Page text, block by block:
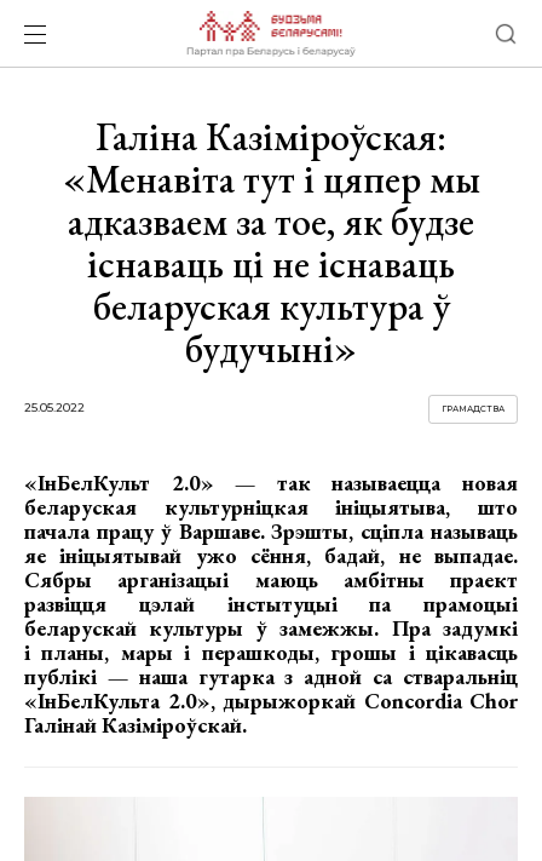
Галіна Казіміроўская:
«Менавіта тут і цяпер мы
адказваем за тое, як будзе
існаваць ці не існаваць
беларуская культура ў
будучыні»
25.05.2022 ГРАМАДСТВА
«ІнБелКульт 2.0» — так называецца новая
беларуская культурніцкая ініцыятыва, што
пачала працу ў Варшаве. Зрэшты, сціпла называць
яе ініцыятывай ужо сёння, бадай, не выпадае.
Сябры арганізацыі маюць амбітны праект
развіцця цэлай інстытуцыі па прамоцыі
беларускай культуры ў замежжы. Пра задумкі
і планы, мары і перашкоды, грошы і цікавасць
публікі — наша гутарка з адной са стваральніц
«ІнБелКульта 2.0», дырыжоркай Concordia Chor
Галінай Казіміроўскай.